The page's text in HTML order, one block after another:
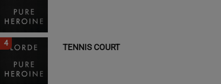
4 TENNIS COURT